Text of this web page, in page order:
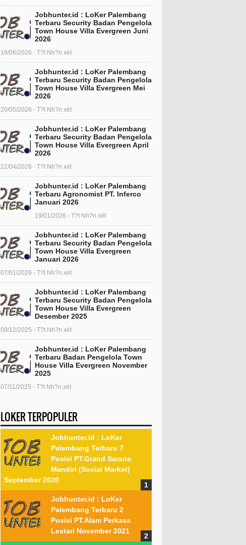
Jobhunter.id : LoKer Palembang
Terbaru Security Badan Pengelola
Town House Villa Evergreen Juni
2026
19/06/2026 - T?t Nh?n xét
Jobhunter.id : LoKer Palembang
Terbaru Security Badan Pengelola
Town House Villa Evergreen Mei
2026
20/05/2026 - T?t Nh?n xét
Jobhunter.id : LoKer Palembang
Terbaru Security Badan Pengelola
Town House Villa Evergreen April
2026
22/04/2026 - T?t Nh?n xét
Jobhunter.id : LoKer Palembang
Terbaru Agronomist PT. Inferco
Januari 2026
19/01/2026 - T?t Nh?n xét
Jobhunter.id : LoKer Palembang
Terbaru Security Badan Pengelola
Town House Villa Evergreen
Januari 2026
07/01/2026 - T?t Nh?n xét
Jobhunter.id : LoKer Palembang
Terbaru Security Badan Pengelola
Town House Villa Evergreen
Desember 2025
09/12/2025 - T?t Nh?n xét
Jobhunter.id : LoKer Palembang
Terbaru Badan Pengelola Town
House Villa Evergreen November
2025
07/11/2025 - T?t Nh?n xét
LOKER TERPOPULER
Jobhunter.id : LoKer
Palembang Terbaru 7
Posisi PT.Grand Sarana
Mandiri (Sosial Market)
September 2020
Jobhunter.id : LoKer
Palembang Terbaru 2
Posisi PT.Alam Perkasa
Lestari November 2021